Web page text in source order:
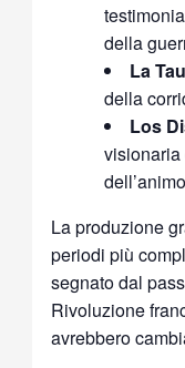
della
La
della
Los
La produzione
periodi più
segnato dal
Rivoluzione
avrebbero